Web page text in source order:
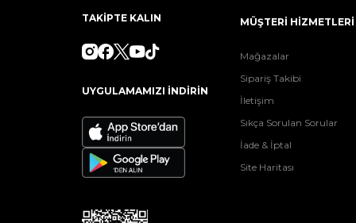
TAKİPTE KALIN
UYGULAMAMIZI İNDİRİN
MÜŞTERİ HİZMETLERİ
Mağazalar
Sipariş Takibi
İletişim
Sıkça Sorulan Sorular
İade & İptal
Site Haritası